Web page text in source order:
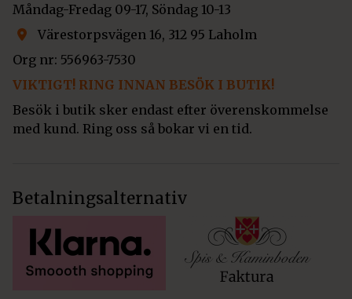
Måndag-Fredag 09-17, Söndag 10-13
Värestorpsvägen 16, 312 95 Laholm
Org nr: 556963-7530
VIKTIGT! RING INNAN BESÖK I BUTIK!
Besök i butik sker endast efter överenskommelse
med kund. Ring oss så bokar vi en tid.
Betalningsalternativ